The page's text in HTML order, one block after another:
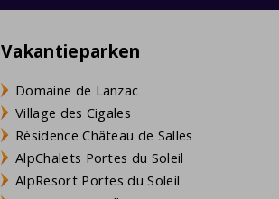
Vakantieparken
Domaine de Lanzac
Village des Cigales
Résidence Château de Salles
AlpChalets Portes du Soleil
AlpResort Portes du Soleil